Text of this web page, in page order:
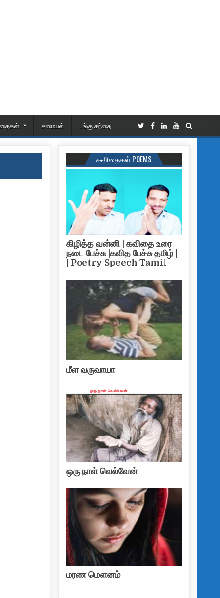
சமையல் பங்கு சந்தை
கவிதைகள் POEMS
கிழித்த வன்னி | கவிதை உரை
நடை பேச்சு |கவித பேச்சு தமிழ் |
| Poetry Speech Tamil
மீள வருவாயா
ஒரு நாள் வெல்வேன்
மரண மௌனம்